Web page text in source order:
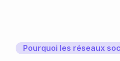
Pourquoi les réseaux